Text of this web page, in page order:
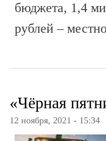
бюджета, 1,4
рублей –
«Чёрная
12 ноября, 2021 - 15:34